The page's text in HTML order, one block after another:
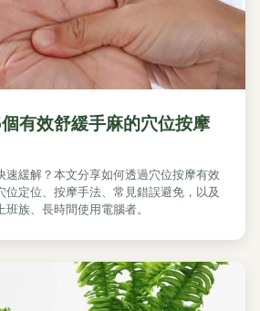
有效舒緩手麻的穴位按摩
速緩解？本文分享如何透過穴位按摩有效
位定位、按摩手法、常見錯誤避免，以及
族、長時間使用電腦者。